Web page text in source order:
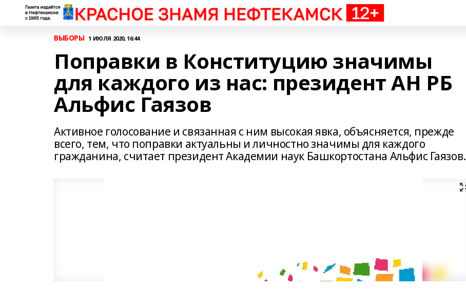
ВЫБОРЫ 1 ИЮЛЯ 2020, 16:44
Поправки в Конституцию значимы
для каждого из нас: президент АН РБ
Альфис Гаязов
Активное голосование и связанная с ним высокая явка, объясняется, прежде
всего, тем, что поправки актуальны и личностно значимы для каждого
гражданина, считает президент Академии наук Башкортостана Альфис Гаязов.